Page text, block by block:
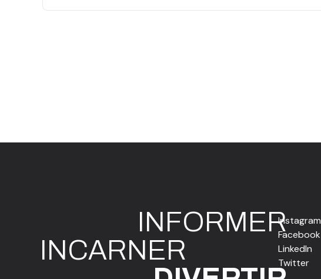
INFORMER
INCARNER
Instagram
Facebook
LinkedIn
Twitter